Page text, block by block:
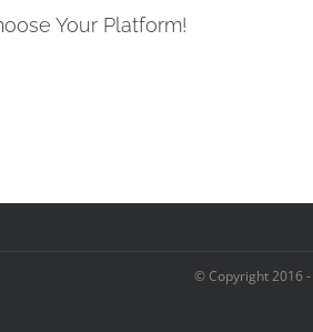
Your Platform!
© Copyright 2016 -